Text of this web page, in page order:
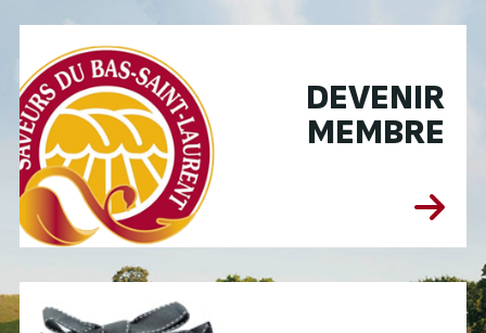
DEVENIR
MEMBRE